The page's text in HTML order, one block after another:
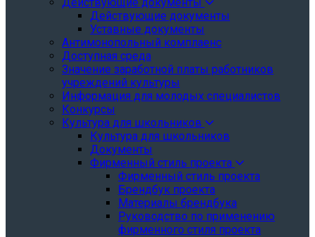
Действующие документы
Действующие документы
Уставные документы
Антимонопольный комплаенс
Доступная среда
Значение заработной платы работников
учреждений культуры
Информация для молодых специалистов
Конкурсы
Культура для школьников
Культура для школьников
Документы
Фирменный стиль проекта
Фирменный стиль проекта
Брендбук проекта
Материалы брендбука
Руководство по применению
фирменного стиля проекта